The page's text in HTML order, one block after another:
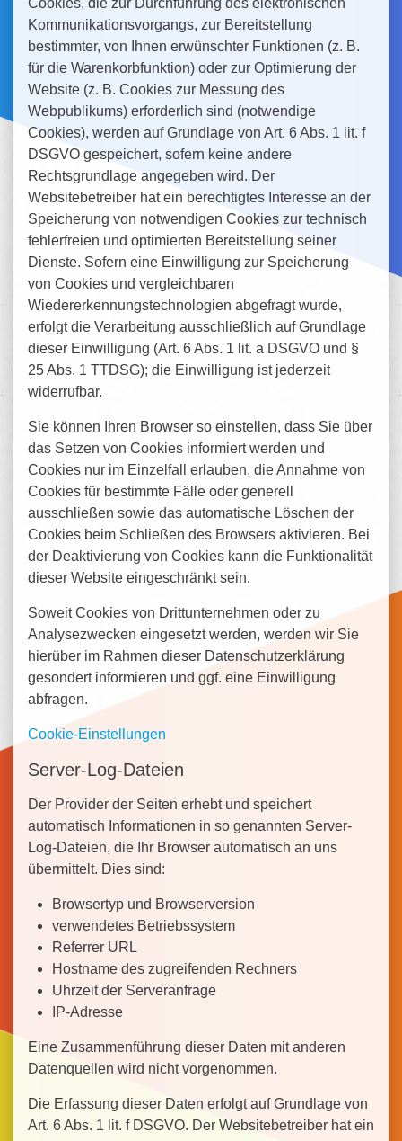
Cookies, die zur Durchführung des elektronischen
Kommunikationsvorgangs, zur Bereitstellung
bestimmter, von Ihnen erwünschter Funktionen (z. B.
für die Warenkorbfunktion) oder zur Optimierung der
Website (z. B. Cookies zur Messung des
Webpublikums) erforderlich sind (notwendige
Cookies), werden auf Grundlage von Art. 6 Abs. 1 lit. f
DSGVO gespeichert, sofern keine andere
Rechtsgrundlage angegeben wird. Der
Websitebetreiber hat ein berechtigtes Interesse an der
Speicherung von notwendigen Cookies zur technisch
fehlerfreien und optimierten Bereitstellung seiner
Dienste. Sofern eine Einwilligung zur Speicherung
von Cookies und vergleichbaren
Wiedererkennungstechnologien abgefragt wurde,
erfolgt die Verarbeitung ausschließlich auf Grundlage
dieser Einwilligung (Art. 6 Abs. 1 lit. a DSGVO und §
25 Abs. 1 TTDSG); die Einwilligung ist jederzeit
widerrufbar.
Sie können Ihren Browser so einstellen, dass Sie über
das Setzen von Cookies informiert werden und
Cookies nur im Einzelfall erlauben, die Annahme von
Cookies für bestimmte Fälle oder generell
ausschließen sowie das automatische Löschen der
Cookies beim Schließen des Browsers aktivieren. Bei
der Deaktivierung von Cookies kann die Funktionalität
dieser Website eingeschränkt sein.
Soweit Cookies von Drittunternehmen oder zu
Analysezwecken eingesetzt werden, werden wir Sie
hierüber im Rahmen dieser Datenschutzerklärung
gesondert informieren und ggf. eine Einwilligung
abfragen.
Cookie-Einstellungen
Server-Log-Dateien
Der Provider der Seiten erhebt und speichert
automatisch Informationen in so genannten Server-
Log-Dateien, die Ihr Browser automatisch an uns
übermittelt. Dies sind:
Browsertyp und Browserversion
verwendetes Betriebssystem
Referrer URL
Hostname des zugreifenden Rechners
Uhrzeit der Serveranfrage
IP-Adresse
Eine Zusammenführung dieser Daten mit anderen
Datenquellen wird nicht vorgenommen.
Die Erfassung dieser Daten erfolgt auf Grundlage von
Art. 6 Abs. 1 lit. f DSGVO. Der Websitebetreiber hat ein